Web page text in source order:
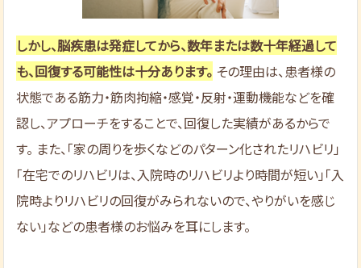
しかし、脳疾患は発症してから、数年または数十年経過して
も、回復する可能性は十分あります。 その理由は、患者様の
状態である筋力・筋肉拘縮・感覚・反射・運動機能などを確
認し、アプローチをすることで、回復した実績があるからで
す。 また、「家の周りを歩くなどのパターン化されたリハビリ」
「在宅でのリハビリは、入院時のリハビリより時間が短い」「入
院時よりリハビリの回復がみられないので、やりがいを感じ
ない」などの患者様のお悩みを耳にします。